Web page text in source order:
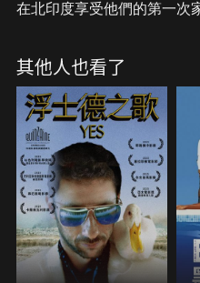
在北印度享受他們的第一次
孤立村莊。但如果他想找到
內心的恐懼。
其他人也看了